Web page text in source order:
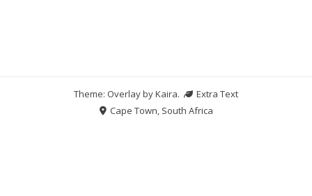
Theme: Overlay byKaira.
Extra Text
Cape Town, South Africa